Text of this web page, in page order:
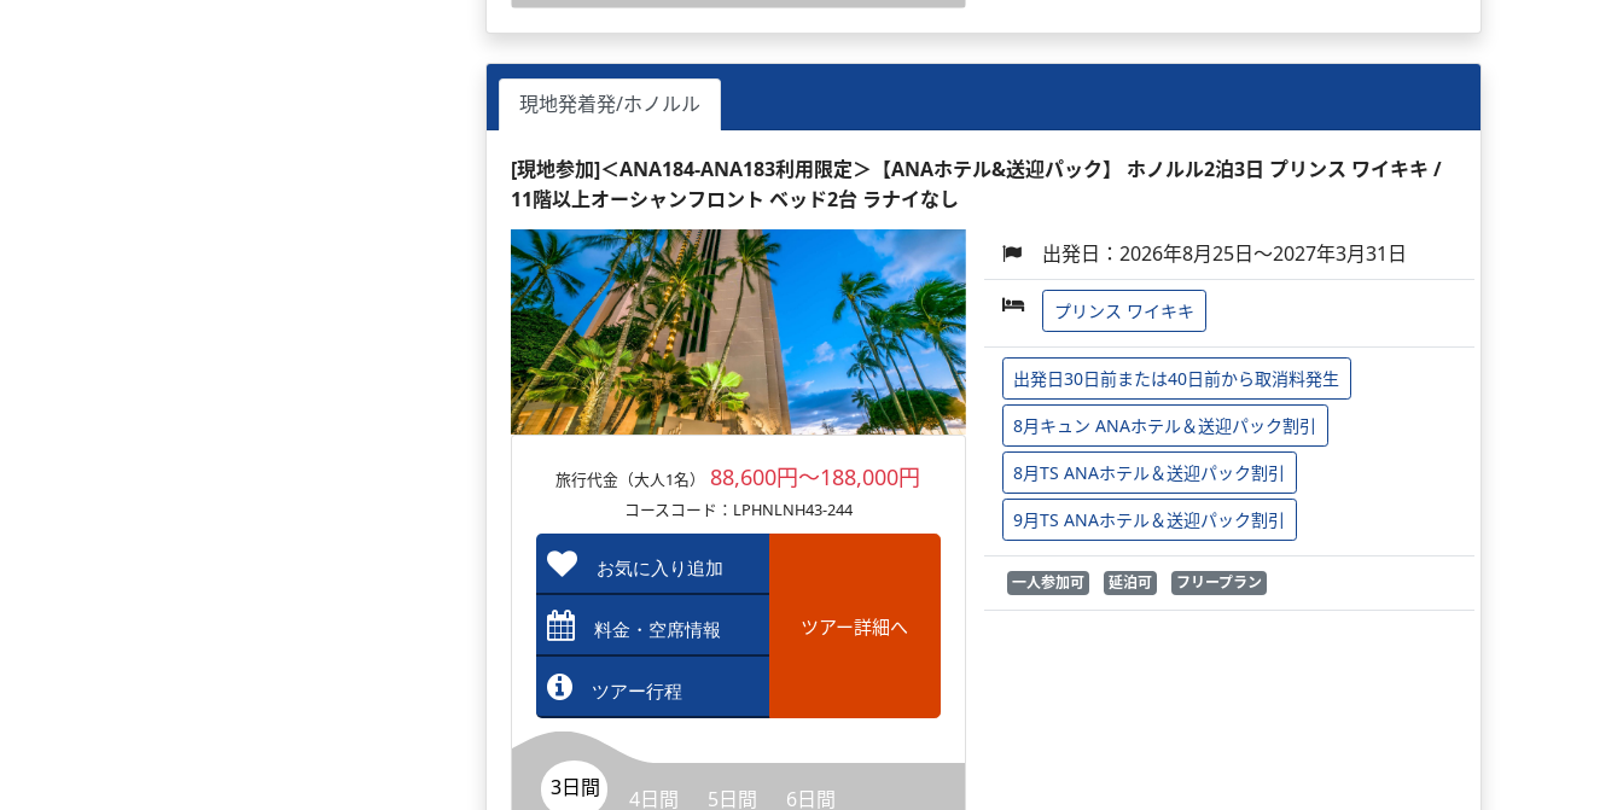
現地発着発/ホノルル
[現地参加]＜ANA184-ANA183利用限定＞【ANAホテル&送迎パック】 ホノルル2泊3日 プリンス ワイキキ /
11階以上オーシャンフロント ベッド2台 ラナイなし
旅行代金（大人1名） 88,600円～188,000円
コースコード：LPHNLNH43-244
お気に入り追加
料金・空席情報
ツアー行程
ツアー詳細へ
3日間 4日間 5日間 6日間
出発日：2026年8月25日～2027年3月31日
プリンス ワイキキ
出発日30日前または40日前から取消料発生
8月キュン ANAホテル＆送迎パック割引
8月TS ANAホテル＆送迎パック割引
9月TS ANAホテル＆送迎パック割引
一人参加可 延泊可 フリープラン